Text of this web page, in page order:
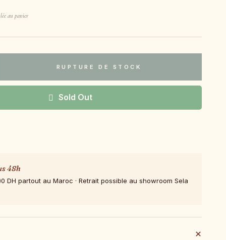
au panier
RUPTURE DE STOCK
Sold Out
48h
DH partout au Maroc · Retrait possible au showroom Sela